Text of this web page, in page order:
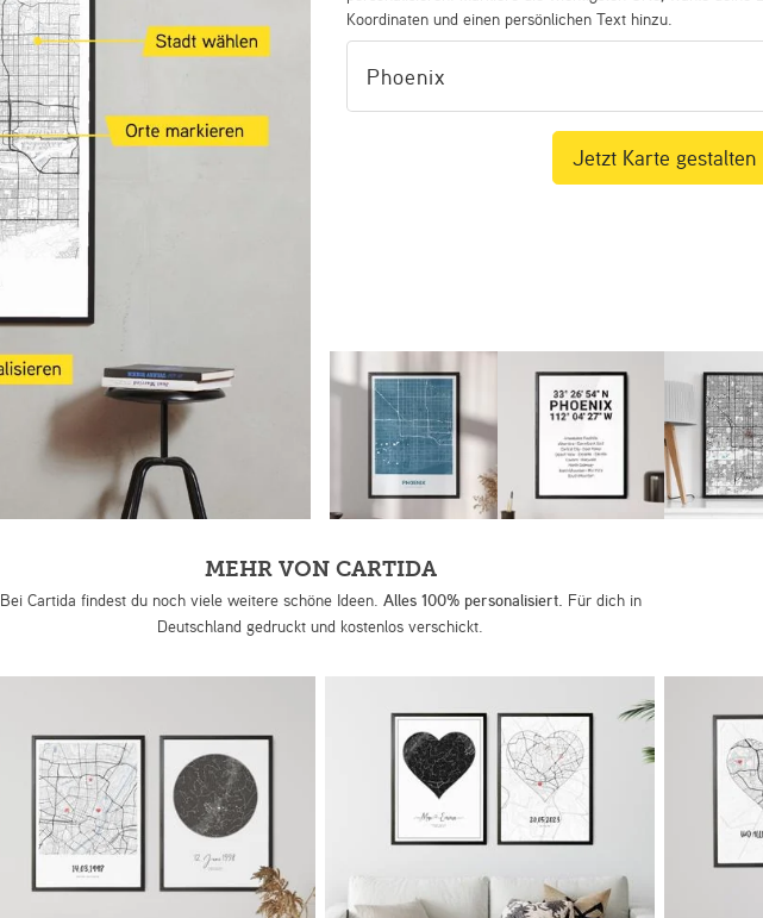
Koordinaten und einen persönlichen Text hinzu.
Jetzt Karte gestalten
MEHR VON CARTIDA
Bei Cartida findest du noch viele weitere schöne Ideen. Alles 100% personalisiert. Für dich in
Deutschland gedruckt und kostenlos verschickt.